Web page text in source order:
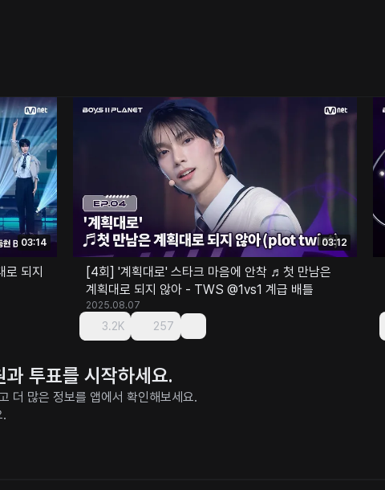
03:14 03:12
[4회] '계획대로' 스타크 마음에 안착 ♬첫 만남은
계획대로 되지 않아 - TWS @1vs1 계급 배틀
2025.08.07
3.2K 257
투표를 시작하세요.
더 많은 정보를 앱에서 확인해보세요.
.